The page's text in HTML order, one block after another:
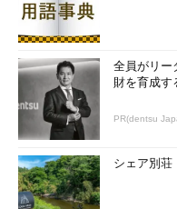
全員がリー
財を育成す
PR(dentsu
シェア別荘